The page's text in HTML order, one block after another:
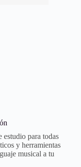
estudio para todas
y herramientas
musical a tu